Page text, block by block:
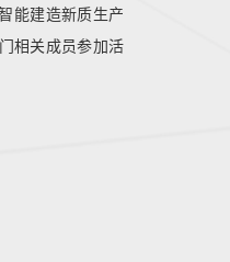
能建造新质生产
相关成员参加活